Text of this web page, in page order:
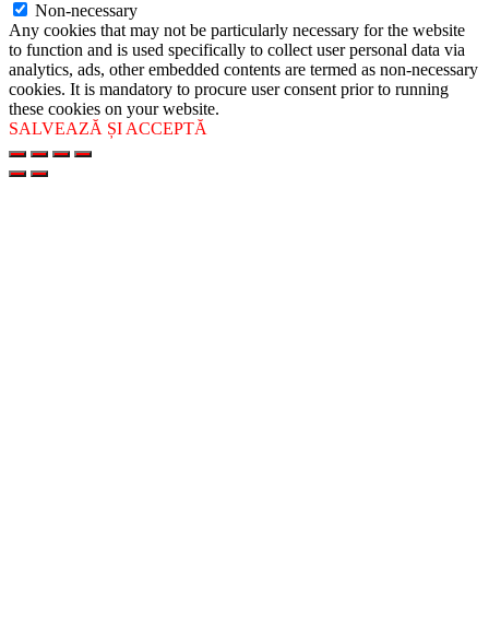
Non-necessary
Any cookies that may not be particularly necessary for the website
to function and is used specifically to collect user personal data via
analytics, ads, other embedded contents are termed as non-necessary
cookies. It is mandatory to procure user consent prior to running
these cookies on your website.
SALVEAZĂ ȘI ACCEPTĂ